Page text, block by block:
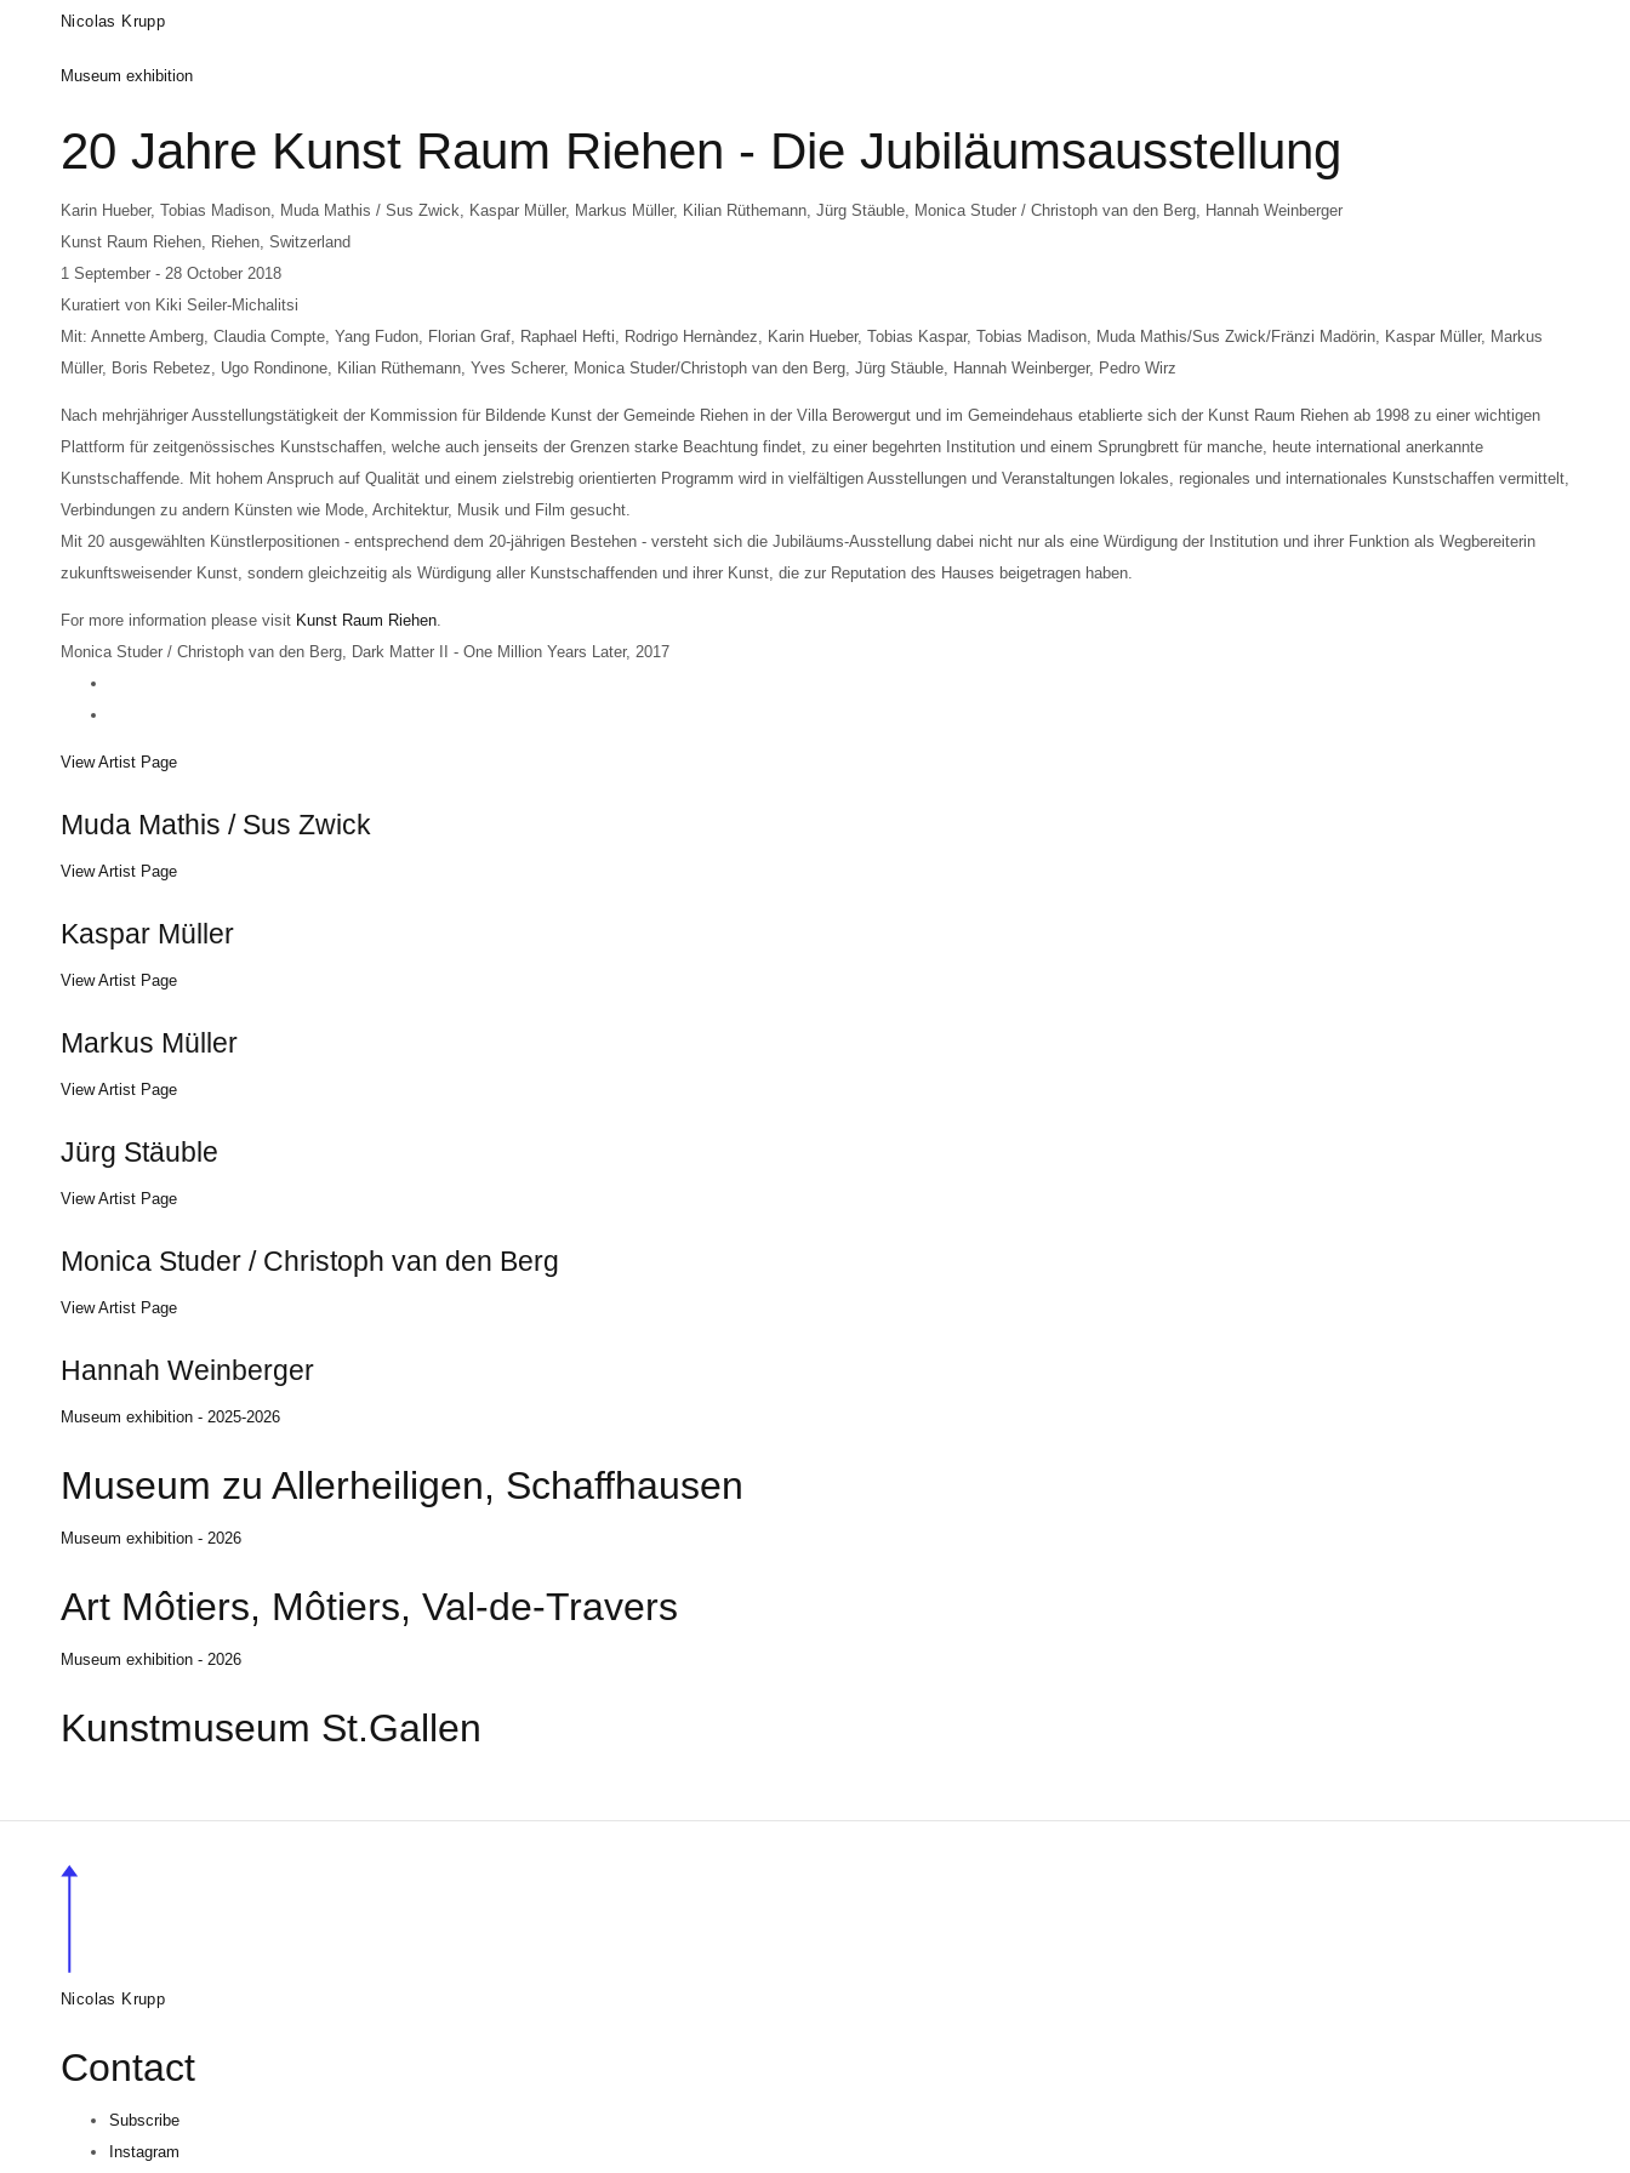
Nicolas Krupp
Museum exhibition
20 Jahre Kunst Raum Riehen - Die Jubiläumsausstellung
Karin Hueber, Tobias Madison, Muda Mathis / Sus Zwick, Kaspar Müller, Markus Müller, Kilian Rüthemann, Jürg Stäuble, Monica Studer / Christoph van den Berg, Hannah Weinberger
Kunst Raum Riehen, Riehen, Switzerland
1 September - 28 October 2018
Kuratiert von Kiki Seiler-Michalitsi
Mit: Annette Amberg, Claudia Compte, Yang Fudon, Florian Graf, Raphael Hefti, Rodrigo Hernàndez, Karin Hueber, Tobias Kaspar, Tobias Madison, Muda Mathis/Sus Zwick/Fränzi Madörin, Kaspar Müller, Markus
Müller, Boris Rebetez, Ugo Rondinone, Kilian Rüthemann, Yves Scherer, Monica Studer/Christoph van den Berg, Jürg Stäuble, Hannah Weinberger, Pedro Wirz
Nach mehrjähriger Ausstellungstätigkeit der Kommission für Bildende Kunst der Gemeinde Riehen in der Villa Berowergut und im Gemeindehaus etablierte sich der Kunst Raum Riehen ab 1998 zu einer wichtigen
Plattform für zeitgenössisches Kunstschaffen, welche auch jenseits der Grenzen starke Beachtung findet, zu einer begehrten Institution und einem Sprungbrett für manche, heute international anerkannte
Kunstschaffende. Mit hohem Anspruch auf Qualität und einem zielstrebig orientierten Programm wird in vielfältigen Ausstellungen und Veranstaltungen lokales, regionales und internationales Kunstschaffen vermittelt,
Verbindungen zu andern Künsten wie Mode, Architektur, Musik und Film gesucht.
Mit 20 ausgewählten Künstlerpositionen - entsprechend dem 20-jährigen Bestehen - versteht sich die Jubiläums-Ausstellung dabei nicht nur als eine Würdigung der Institution und ihrer Funktion als Wegbereiterin
zukunftsweisender Kunst, sondern gleichzeitig als Würdigung aller Kunstschaffenden und ihrer Kunst, die zur Reputation des Hauses beigetragen haben.
For more information please visit Kunst Raum Riehen.
Monica Studer / Christoph van den Berg, Dark Matter II - One Million Years Later, 2017
View Artist Page
Muda Mathis / Sus Zwick
View Artist Page
Kaspar Müller
View Artist Page
Markus Müller
View Artist Page
Jürg Stäuble
View Artist Page
Monica Studer / Christoph van den Berg
View Artist Page
Hannah Weinberger
Museum exhibition - 2025-2026
Museum zu Allerheiligen, Schaffhausen
Museum exhibition - 2026
Art Môtiers, Môtiers, Val-de-Travers
Museum exhibition - 2026
Kunstmuseum St.Gallen
Nicolas Krupp
Contact
Subscribe
Instagram